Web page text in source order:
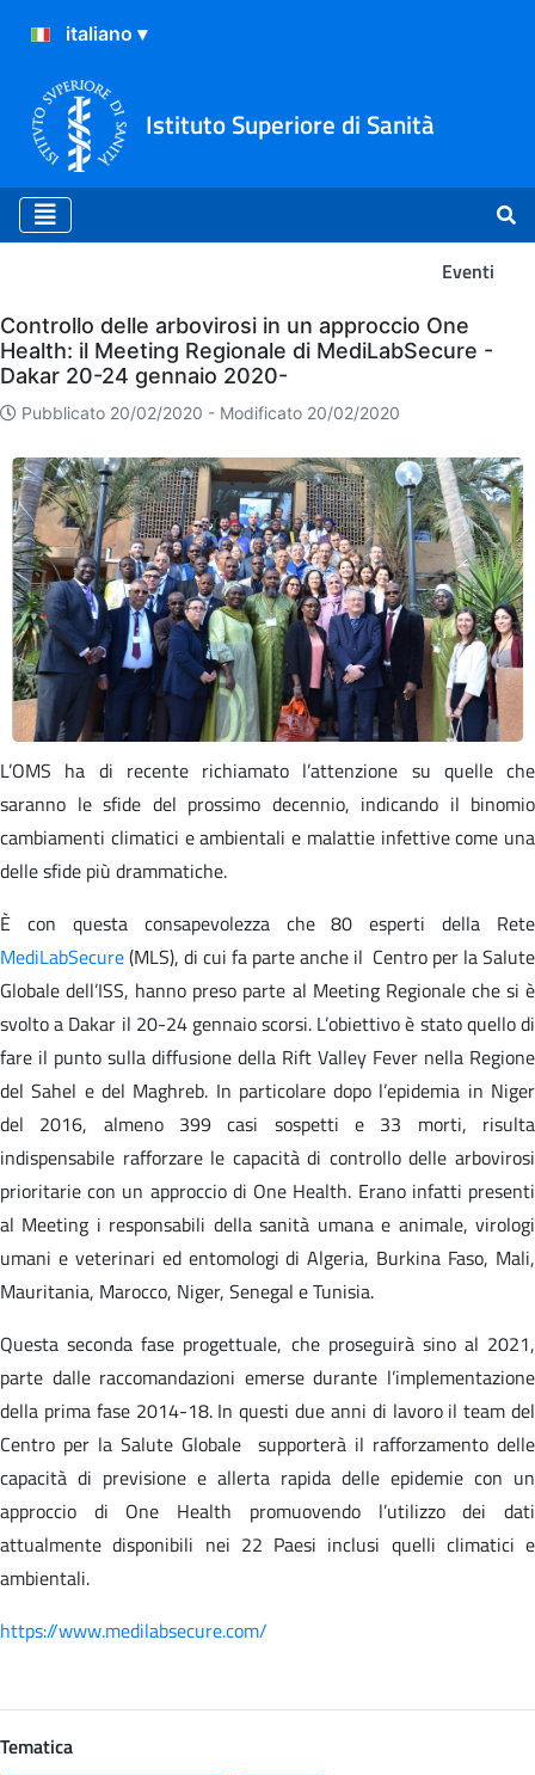
Istituto Superiore di Sanità
Eventi
Eventi
Controllo delle arbovirosi in un approccio One
Health: il Meeting Regionale di MediLabSecure -
Dakar 20-24 gennaio 2020-
Pubblicato 20/02/2020 - Modificato 20/02/2020
L’OMS ha di recente richiamato l’attenzione su quelle che
saranno le sfide del prossimo decennio, indicando il binomio
cambiamenti climatici e ambientali e malattie infettive come una
delle sfide più drammatiche.
È con questa consapevolezza che 80 esperti della Rete
MediLabSecure(MLS), di cui fa parte anche il Centro per la Salute
Globale dell’ISS, hanno preso parte al Meeting Regionale che si è
svolto a Dakar il 20-24 gennaio scorsi. L’obiettivo è stato quello di
fare il punto sulla diffusione della Rift Valley Fever nella Regione
del Sahel e del Maghreb. In particolare dopo l’epidemia in Niger
del 2016, almeno 399 casi sospetti e 33 morti, risulta
indispensabile rafforzare le capacità di controllo delle arbovirosi
prioritarie con un approccio di One Health. Erano infatti presenti
al Meeting i responsabili della sanità umana e animale, virologi
umani e veterinari ed entomologi di Algeria, Burkina Faso, Mali,
Mauritania, Marocco, Niger, Senegal e Tunisia.
Questa seconda fase progettuale, che proseguirà sino al 2021,
parte dalle raccomandazioni emerse durante l’implementazione
della prima fase 2014-18. In questi due anni di lavoro il team del
Centro per la Salute Globale supporterà il rafforzamento delle
capacità di previsione e allerta rapida delle epidemie con un
approccio di One Health promuovendo l’utilizzo dei dati
attualmente disponibili nei 22 Paesi inclusi quelli climatici e
ambientali.
https://www.medilabsecure.com/
Tematica